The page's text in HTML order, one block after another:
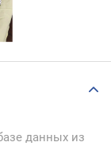
данных из